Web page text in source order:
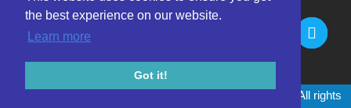
the best experience on our website.
Learn more
Got it!
Copyright © 2017 Zhengzhou HAIXU abrasives Co.,Ltd. All rights